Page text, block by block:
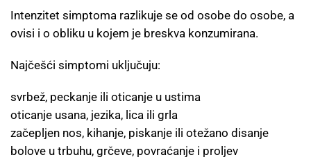
Intenzitet simptoma razlikuje se od osobe do osobe, a
ovisi i o obliku u kojem je breskva konzumirana.
Najčešći simptomi uključuju:
svrbež, peckanje ili oticanje u ustima
oticanje usana, jezika, lica ili grla
začepljen nos, kihanje, piskanje ili otežano disanje
bolove u trbuhu, grčeve, povraćanje i proljev